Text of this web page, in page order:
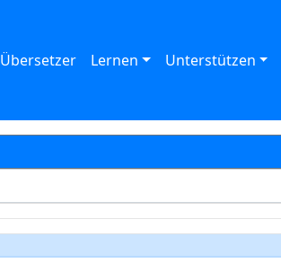
Übersetzer Lernen Unterstützen